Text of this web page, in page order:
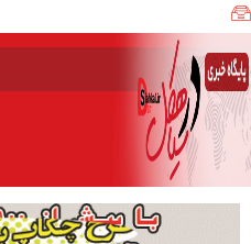
ا
ه
ک
ل
ز